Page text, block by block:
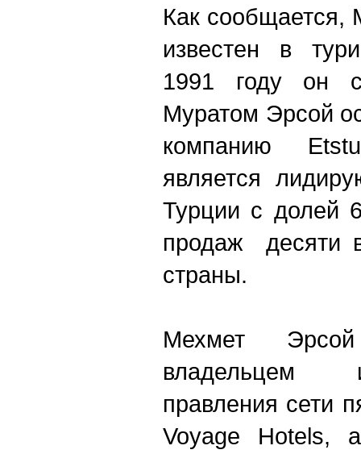
Как сообщается,
известен в
1991 году он
Муратом Эрсой
компанию
является
Турции с долей
продаж десяти
страны.
Мехмет
владельцем
правления сети
Voyage Hotels,